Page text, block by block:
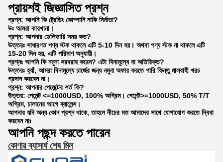
প্রায়শই জিজ্ঞাসিত প্রশ্ন
প্রশ্ন: আপনি কি ট্রেডিং কোম্পানি নাকি নির্মাতা?
উঃ আমরা কারখানা।
প্রশ্ন: আপনার ডেলিভারি সময় কত?
উত্তরঃ সাধারণত পণ্য স্টক থাকলে এটি 5-10 দিন হয়। অথবা পণ্য স্টক না থাকলে এটি
15-20 দিন হয়, এটি পরিমাণ অনুযায়ী।
প্রশ্নঃ আপনি কি নমুনা সরবরাহ করেন? এটা বিনামূল্যে বা অতিরিক্ত?
উত্তরঃ হ্যাঁ, আমরা বিনামূল্যে চার্জের জন্য নমুনা অফার করতে পারি কিন্তু মালবাহী খরচ
প্রদান করবেন না।
প্রশ্ন: আপনার পেমেন্টের শর্ত কি?
উত্তর: পেমেন্ট <=1000USD, 100% অগ্রিম। পেমেন্ট>=1000USD, 50% T/T
অগ্রিম, চালানের আগে ব্যালেন্স।
আপনার যদি অন্য কোন প্রশ্ন থাকে, তাহলে নীচের মত আমাদের সাথে যোগাযোগ করতে দ্বিধা
করবেন নাঃ
আপনি পছন্দ করতে পারেন
কোণার ব্যাসার্ধ শেষ মিল